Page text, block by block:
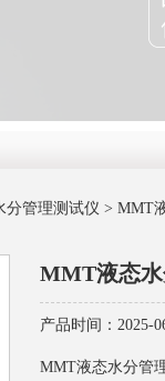
分管理测试仪 > MMT
MMT液态
产品时间：2025-
MMT液态水分管